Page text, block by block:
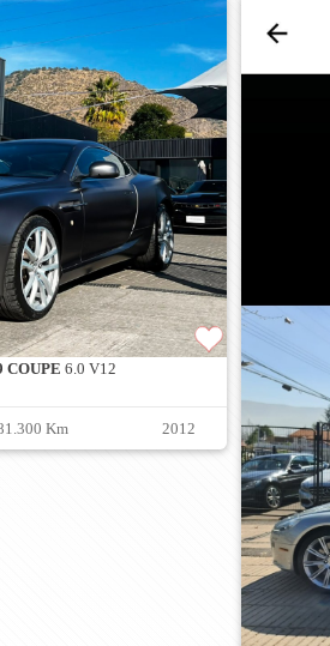
COUPE 6.0 V12
Km 2012